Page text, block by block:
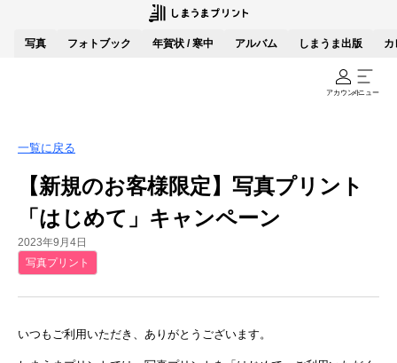
写真 フォトブック 年賀状 / 寒中 アルバム しまうま出版 カ
アカウントメニュー
一覧に戻る
【新規のお客様限定】写真プリント
「はじめて」キャンペーン
2023年9月4日
写真プリント
いつもご利用いただき、ありがとうございます。